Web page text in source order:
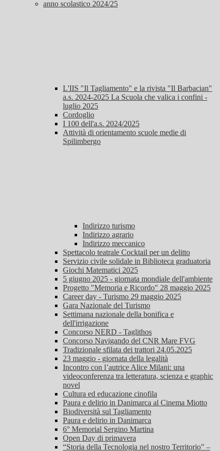
anno scolastico 2024/25
L'IIS "Il Tagliamento" e la rivista "Il Barbacian"
a.s. 2024-2025 La Scuola che valica i confini -
luglio 2025
Cordoglio
I 100 dell'a.s. 2024/2025
Attività di orientamento scuole medie di
Spilimbergo
Indirizzo turismo
Indirizzo agrario
Indirizzo meccanico
Spettacolo teatrale Cocktail per un delitto
Servizio civile solidale in Biblioteca graduatoria
Giochi Matematici 2025
5 giugno 2025 - giornata mondiale dell'ambiente
Progetto "Memoria e Ricordo" 28 maggio 2025
Career day - Turismo 29 maggio 2025
Gara Nazionale del Turismo
Settimana nazionale della bonifica e
dell'irrigazione
Concorso NERD - Taglithos
Concorso Navigando del CNR Mare FVG
Tradizionale sfilata dei trattori 24.05.2025
23 maggio - giornata della legalità
Incontro con l’autrice Alice Milani: una
videoconferenza tra letteratura, scienza e graphic
novel
Cultura ed educazione cinofila
Paura e delirio in Danimarca al Cinema Miotto
Biodiversità sul Tagliamento
Paura e delirio in Danimarca
6° Memorial Sergino Martina
Open Day di primavera
“Storia della Tecnologia nel nostro Territorio” –